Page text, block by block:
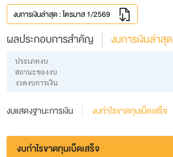
งบการเงินล่าสุด : ไตรมาส 1/2569
ผลประกอบการสำคัญ งบการเงินล่าสุด
ประเภทงบ
สถานะของงบ
งวดงบการเงิน
งบแสดงฐานะการเงิน งบกำไรขาดทุนเบ็ดเสร็จ
งบกำไรขาดทุนเบ็ดเสร็จ